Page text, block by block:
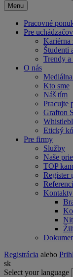
Menu
Pracovné
Pre uchádzačov
Kariérna
Študenti
Trendy
O nás
Kto sme
Náš tím
Pracujte
Grafton
Etický
Pre firmy
Služby
Naše
TOP
Register
Kontakty
Registrácia alebo
sk
Select your language